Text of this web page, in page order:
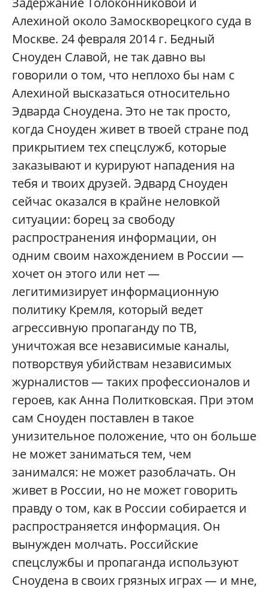
Алехиной около Замоскворецкого суда в
Москве. 24 февраля 2014 г. Бедный
Сноуден Славой, не так давно вы
говорили о том, что неплохо бы нам с
Алехиной высказаться относительно
Эдварда Сноудена. Это не так просто,
когда Сноуден живет в твоей стране под
прикрытием тех спецслужб, которые
заказывают и курируют нападения на
тебя и твоих друзей. Эдвард Сноуден
сейчас оказался в крайне неловкой
ситуации: борец за свободу
распространения информации, он
одним своим нахождением в России —
хочет он этого или нет —
легитимизирует информационную
политику Кремля, который ведет
агрессивную пропаганду по ТВ,
уничтожая все независимые каналы,
потворствуя убийствам независимых
журналистов — таких профессионалов и
героев, как Анна Политковская. При этом
сам Сноуден поставлен в такое
унизительное положение, что он больше
не может заниматься тем, чем
занимался: не может разоблачать. Он
живет в России, но не может говорить
правду о том, как в России собирается и
распространяется информация. Он
вынужден молчать. Российские
спецслужбы и пропаганда используют
Сноудена в своих грязных играх — и мне,